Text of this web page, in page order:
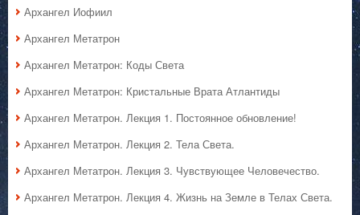
Архангел Иофиил
Архангел Метатрон
Архангел Метатрон: Коды Света
Архангел Метатрон: Кристальные Врата Атлантиды
Архангел Метатрон. Лекция 1. Постоянное обновление!
Архангел Метатрон. Лекция 2. Тела Света.
Архангел Метатрон. Лекция 3. Чувствующее Человечество.
Архангел Метатрон. Лекция 4. Жизнь на Земле в Телах Света.